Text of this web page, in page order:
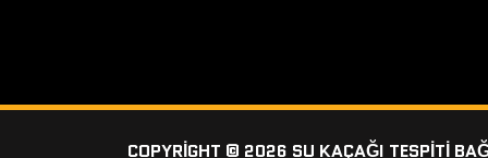
COPYRIGHT © 2026 SU KAÇAĞI TESPITI